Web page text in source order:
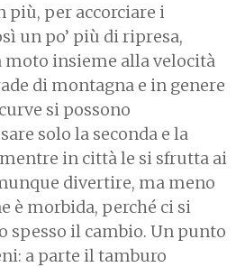
più, per accorciare i
un po’ più di ripresa,
moto insieme alla velocità
di montagna e in genere
si possono
solo la seconda e la
in città le si sfrutta ai
divertire, ma meno
è morbida, perché ci si
spesso il cambio. Un punto
a parte il tamburo